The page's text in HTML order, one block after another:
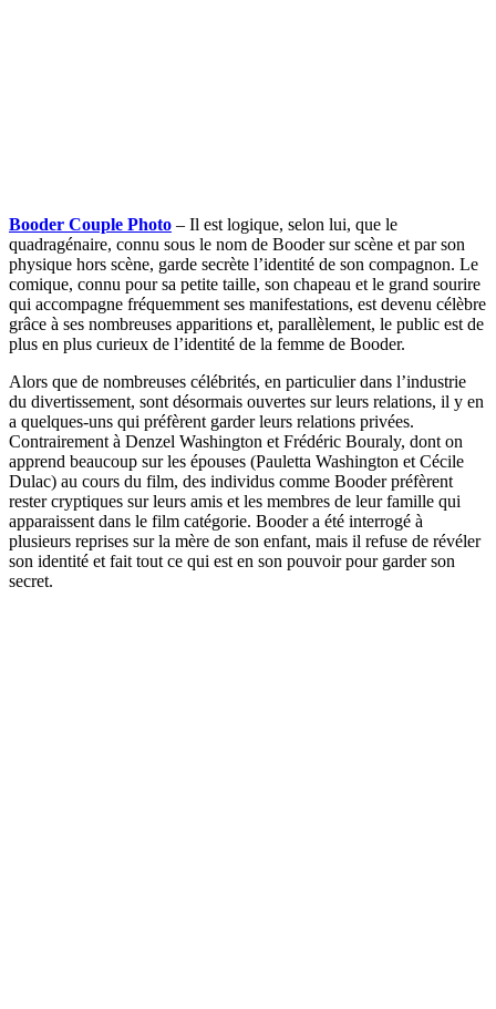
Booder Couple Photo – Il est logique, selon lui, que le
quadragénaire, connu sous le nom de Booder sur scène et par son
physique hors scène, garde secrète l’identité de son compagnon. Le
comique, connu pour sa petite taille, son chapeau et le grand sourire
qui accompagne fréquemment ses manifestations, est devenu célèbre
grâce à ses nombreuses apparitions et, parallèlement, le public est de
plus en plus curieux de l’identité de la femme de Booder.
Alors que de nombreuses célébrités, en particulier dans l’industrie
du divertissement, sont désormais ouvertes sur leurs relations, il y en
a quelques-uns qui préfèrent garder leurs relations privées.
Contrairement à Denzel Washington et Frédéric Bouraly, dont on
apprend beaucoup sur les épouses (Pauletta Washington et Cécile
Dulac) au cours du film, des individus comme Booder préfèrent
rester cryptiques sur leurs amis et les membres de leur famille qui
apparaissent dans le film catégorie. Booder a été interrogé à
plusieurs reprises sur la mère de son enfant, mais il refuse de révéler
son identité et fait tout ce qui est en son pouvoir pour garder son
secret.